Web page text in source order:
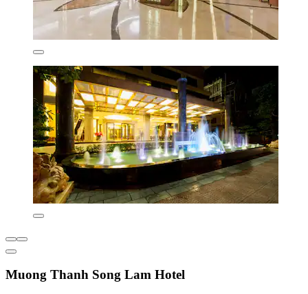
Muong Thanh Song Lam Hotel